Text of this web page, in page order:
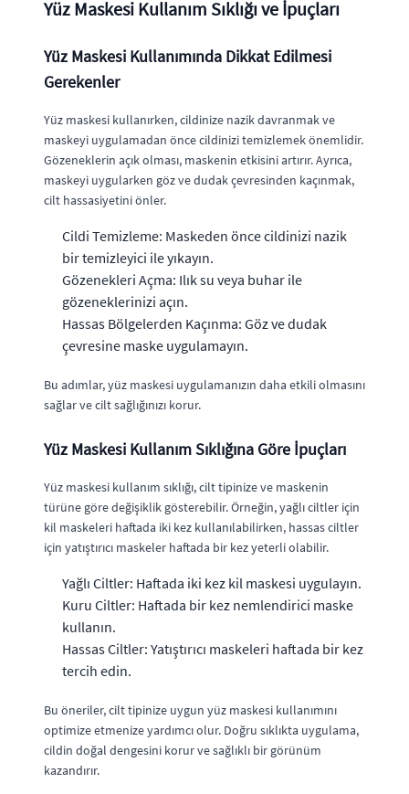
Yüz Maskesi Kullanım Sıklığı ve İpuçları
Yüz Maskesi Kullanımında Dikkat Edilmesi
Gerekenler
Yüz maskesi kullanırken, cildinize nazik davranmak ve
maskeyi uygulamadan önce cildinizi temizlemek önemlidir.
Gözeneklerin açık olması, maskenin etkisini artırır. Ayrıca,
maskeyi uygularken göz ve dudak çevresinden kaçınmak,
cilt hassasiyetini önler.
Cildi Temizleme: Maskeden önce cildinizi nazik
bir temizleyici ile yıkayın.
Gözenekleri Açma: Ilık su veya buhar ile
gözeneklerinizi açın.
Hassas Bölgelerden Kaçınma: Göz ve dudak
çevresine maske uygulamayın.
Bu adımlar, yüz maskesi uygulamanızın daha etkili olmasını
sağlar ve cilt sağlığınızı korur.
Yüz Maskesi Kullanım Sıklığına Göre İpuçları
Yüz maskesi kullanım sıklığı, cilt tipinize ve maskenin
türüne göre değişiklik gösterebilir. Örneğin, yağlı ciltler için
kil maskeleri haftada iki kez kullanılabilirken, hassas ciltler
için yatıştırıcı maskeler haftada bir kez yeterli olabilir.
Yağlı Ciltler: Haftada iki kez kil maskesi uygulayın.
Kuru Ciltler: Haftada bir kez nemlendirici maske
kullanın.
Hassas Ciltler: Yatıştırıcı maskeleri haftada bir kez
tercih edin.
Bu öneriler, cilt tipinize uygun yüz maskesi kullanımını
optimize etmenize yardımcı olur. Doğru sıklıkta uygulama,
cildin doğal dengesini korur ve sağlıklı bir görünüm
kazandırır.